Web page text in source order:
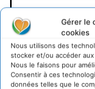
Gérer le
cookies
Nous utilisons des
stocker et/ou accéder
Nous le faisons pour
Consentir à ces
données telles que le